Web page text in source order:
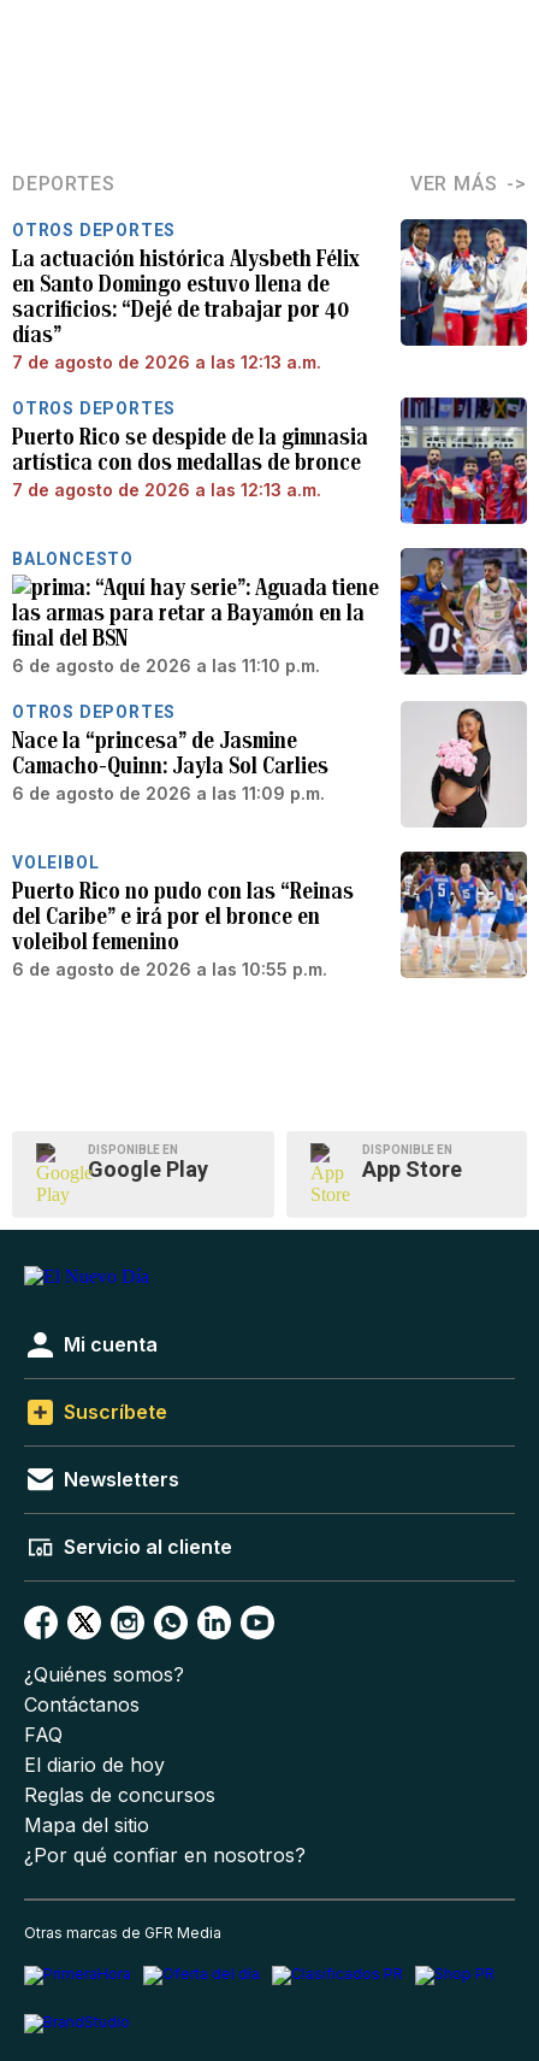
DEPORTES VER MÁS
OTROS DEPORTES
La actuación histórica Alysbeth Félix
en Santo Domingo estuvo llena de
sacrificios: “Dejé de trabajar por 40
días”
7 de agosto de 2026 a las 12:13 a.m.
OTROS DEPORTES
Puerto Rico se despide de la gimnasia
artística con dos medallas de bronce
7 de agosto de 2026 a las 12:13 a.m.
BALONCESTO
“Aquí hay serie”: Aguada tiene
las armas para retar a Bayamón en la
final del BSN
6 de agosto de 2026 a las 11:10 p.m.
OTROS DEPORTES
Nace la “princesa” de Jasmine
Camacho-Quinn: Jayla Sol Carlies
6 de agosto de 2026 a las 11:09 p.m.
VOLEIBOL
Puerto Rico no pudo con las “Reinas
del Caribe” e irá por el bronce en
voleibol femenino
6 de agosto de 2026 a las 10:55 p.m.
DISPONIBLE EN
Google Play
DISPONIBLE EN
App Store
Mi cuenta
Suscríbete
Newsletters
Servicio al cliente
¿Quiénes somos?
Contáctanos
FAQ
El diario de hoy
Reglas de concursos
Mapa del sitio
¿Por qué confiar en nosotros?
Otras marcas de GFR Media